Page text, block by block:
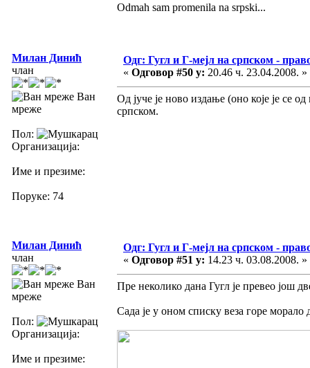
Odmah sam promenila na srpski...
Милан Динић
члан
Ван
мреже
Пол:
Организација:
Име и презиме:
Поруке: 74
Одг: Гугл и Г-мејл на српском -
« Одговор #50 у: 20.46 ч. 23.04.2008. »
Од јуче је ново издање (oно које је се
српском.
Милан Динић
члан
Ван
мреже
Пол:
Организација:
Име и презиме:
Одг: Гугл и Г-мејл на српском -
« Одговор #51 у: 14.23 ч. 03.08.2008. »
Пре неколико дана Гугл је превео још
Сада је у оном списку веза горе